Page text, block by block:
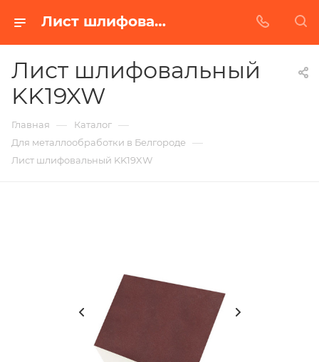
Лист шлифовальный KK19XW в Белгороде | Купить по недорогой цене от Абразивного Завода
Лист шлифовальный
KK19XW
Главная — Каталог —
Для металлообработки в Белгороде —
Лист шлифовальный KK19XW